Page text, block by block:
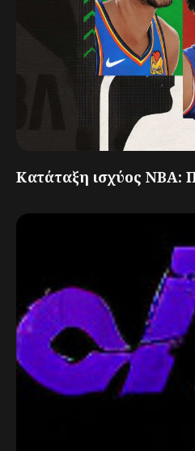
Κατάταξη ισχύος NBA: